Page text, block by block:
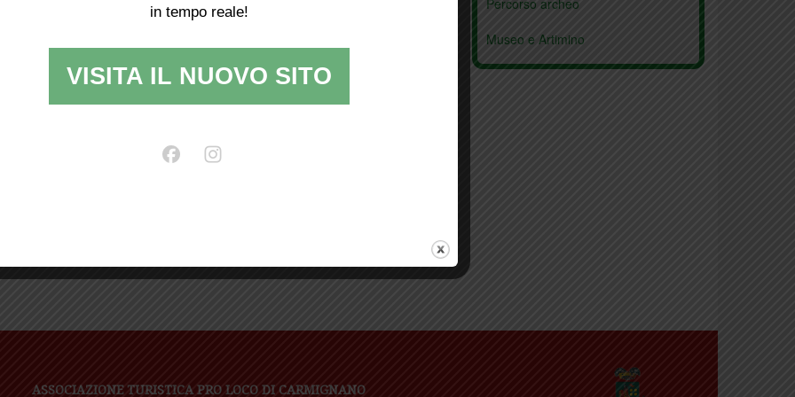
Alla scoperta del Montalbano pratese
Museo e Artimino
Pieve San Leonardo
Park Museum Quinto Martini
ASSOCIAZIONE TURISTICA PRO LOCO DI CARMIGNANO
in tempo reale!
VISITA IL NUOVO SITO